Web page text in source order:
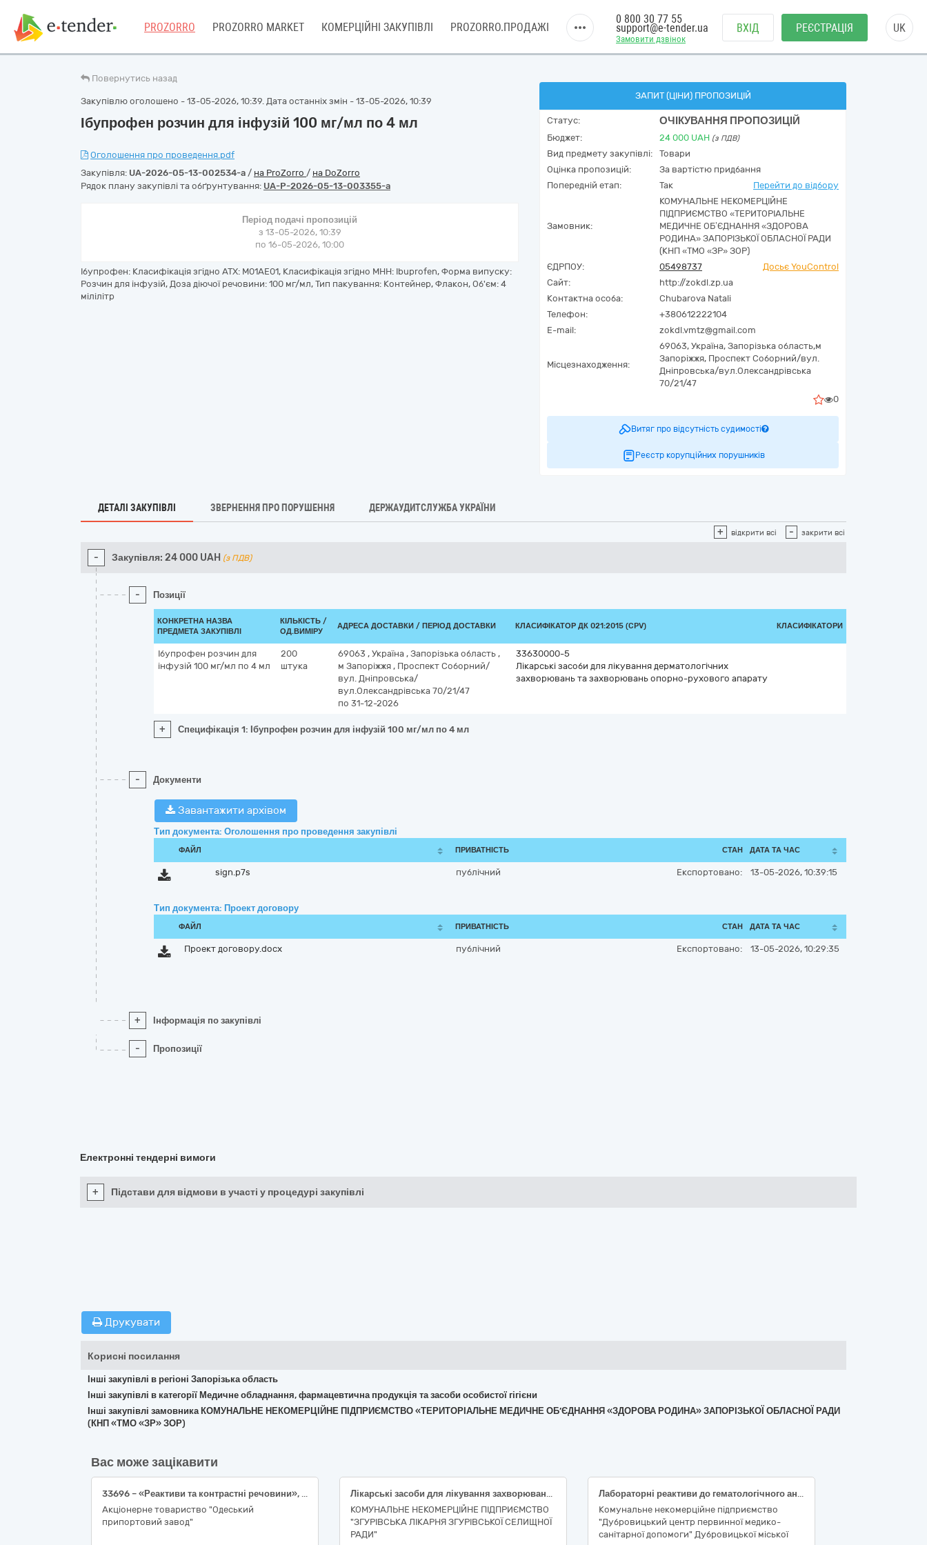
PROZORRO PROZORRO MARKET КОМЕРЦІЙНІ ЗАКУПІВЛІ PROZORRO.ПРОДАЖІ
Замовити дзвінок
0 800 30 77 55
support@e-tender.ua ВХІД РЕЄСТРАЦІЯ UK
Повернутись назад
Закупівлю оголошено - 13-05-2026, 10:39. Дата останніх змін - 13-05-2026, 10:39
Ібупрофен розчин для інфузій 100 мг/мл по 4 мл
Оголошення про проведення.pdf
Закупівля: UA-2026-05-13-002534-a / на ProZorro / на DoZorro
Рядок плану закупівлі та обґрунтування: UA-P-2026-05-13-003355-a
Період подачі пропозицій
з 13-05-2026, 10:39
по 16-05-2026, 10:00
Ібупрофен: Класифікація згідно АТХ: M01AE01, Класифікація згідно МНН: Ibuprofen, Форма випуску:
Розчин для інфузій, Доза діючої речовини: 100 мг/мл, Тип пакування: Контейнер, Флакон, Об'єм: 4
мілілітр
ЗАПИТ (ЦІНИ) ПРОПОЗИЦІЙ
Статус: ОЧІКУВАННЯ ПРОПОЗИЦІЙ
Бюджет: 24 000 UAH (з ПДВ)
Вид предмету закупівлі:
Товари
Оцінка пропозицій:
За вартістю придбання
Попередній етап:
Так Перейти до відбору
Замовник:
КОМУНАЛЬНЕ НЕКОМЕРЦІЙНЕ
ПІДПРИЄМСТВО «ТЕРИТОРІАЛЬНЕ
МЕДИЧНЕ ОБ’ЄДНАННЯ «ЗДОРОВА
РОДИНА» ЗАПОРІЗЬКОЇ ОБЛАСНОЇ РАДИ
(КНП «ТМО «ЗР» ЗОР)
ЄДРПОУ:
05498737
Досьє YouControl
Сайт:
http://zokdl.zp.ua
Контактна особа:
Chubarova Natali
Телефон:
+380612222104
E-mail:
zokdl.vmtz@gmail.com
Місцезнаходження:
69063, Україна, Запорізька область,м
Запоріжжя, Проспект Соборний/вул.
Дніпровська/вул.Олександрівська
70/21/47
0
Витяг про відсутність судимості
Реєстр корупційних порушників
ДЕТАЛІ ЗАКУПІВЛІ ЗВЕРНЕННЯ ПРО ПОРУШЕННЯ ДЕРЖАУДИТСЛУЖБА УКРАЇНИ
+ відкрити всі - закрити всі
- Закупівля: 24 000 UAH (з ПДВ)
- Позиції
КОНКРЕТНА НАЗВА
ПРЕДМЕТА ЗАКУПІВЛІ
КІЛЬКІСТЬ /
ОД.ВИМІРУ
АДРЕСА ДОСТАВКИ / ПЕРІОД ДОСТАВКИ КЛАСИФІКАТОР ДК 021:2015 (CPV) КЛАСИФІКАТОРИ
Ібупрофен розчин для
інфузій 100 мг/мл по 4 мл
200
штука
69063 , Україна , Запорізька область ,
м Запоріжжя , Проспект Соборний/
вул. Дніпровська/
вул.Олександрівська 70/21/47
по 31-12-2026
33630000-5
Лікарські засоби для лікування дерматологічних
захворювань та захворювань опорно-рухового апарату
+ Специфікація 1: Ібупрофен розчин для інфузій 100 мг/мл по 4 мл
- Документи
Завантажити архівом
Тип документа: Оголошення про проведення закупівлі
ФАЙЛ ПРИВАТНІСТЬ СТАН ДАТА ТА ЧАС
sign.p7s публічний Експортовано: 13-05-2026, 10:39:15
Тип документа: Проект договору
ФАЙЛ ПРИВАТНІСТЬ СТАН ДАТА ТА ЧАС
Проект договору.docx публічний Експортовано: 13-05-2026, 10:29:35
+ Інформація по закупівлі
- Пропозиції
Електронні тендерні вимоги
+ Підстави для відмови в участі у процедурі закупівлі
Друкувати
Корисні посилання
Інші закупівлі в регіоні Запорізька область
Інші закупівлі в категорії Медичне обладнання, фармацевтична продукція та засоби особистої гігієни
Інші закупівлі замовника КОМУНАЛЬНЕ НЕКОМЕРЦІЙНЕ ПІДПРИЄМСТВО «ТЕРИТОРІАЛЬНЕ МЕДИЧНЕ ОБ’ЄДНАННЯ «ЗДОРОВА РОДИНА» ЗАПОРІЗЬКОЇ ОБЛАСНОЇ РАДИ
(КНП «ТМО «ЗР» ЗОР)
Вас може зацікавити
33696 – «Реактиви та контрастні речовини», 8 найменувань.
Акціонерне товариство "Одеський
припортовий завод"
Лікарські засоби для лікування захворювань крові, органів кровотворення та захворювань серцево-судинної системи
КОМУНАЛЬНЕ НЕКОМЕРЦІЙНЕ ПІДПРИЄМСТВО
"ЗГУРІВСЬКА ЛІКАРНЯ ЗГУРІВСЬКОЇ СЕЛИЩНОЇ
РАДИ"
Лабораторні реактиви до гематологічного аналізатора BC-20s Mindray
Комунальне некомерційне підприємство
"Дубровицький центр первинної медико-
санітарної допомоги" Дубровицької міської